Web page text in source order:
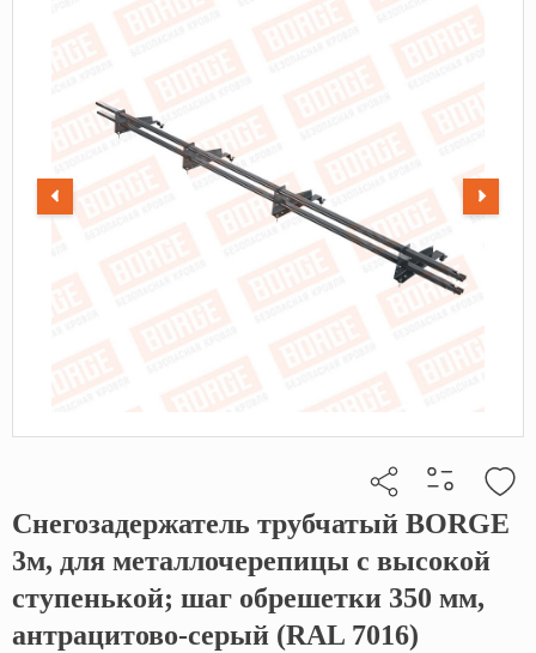
Кликните, чтобы скопировать прямую ссылку
Снегозадержатель трубчатый BORGE
3м, для металлочерепицы с высокой
ступенькой; шаг обрешетки 350 мм,
антрацитово-серый (RAL 7016)